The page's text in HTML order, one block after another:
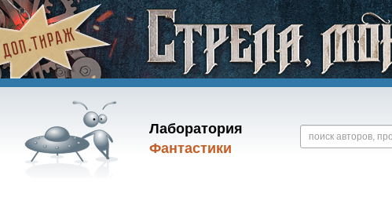
Лаборатория
Фантастики